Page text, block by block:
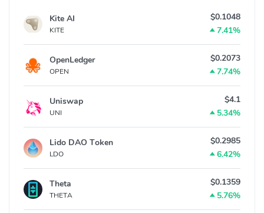
Kite AI
KITE
$0.1048
7.41%
OpenLedger
OPEN
$0.2073
7.74%
Uniswap
UNI
$4.1
5.34%
Lido DAO Token
LDO
$0.2985
6.42%
Theta
THETA
$0.1359
5.76%